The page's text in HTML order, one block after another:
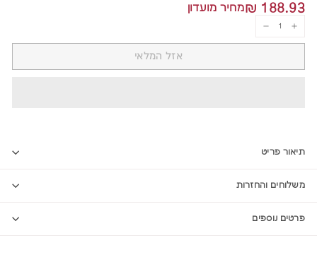
₪
188.93 ₪
188.93
מחיר מועדון
אזל המלאי
תיאור פריט
משלוחים והחזרות
פרטים נוספים